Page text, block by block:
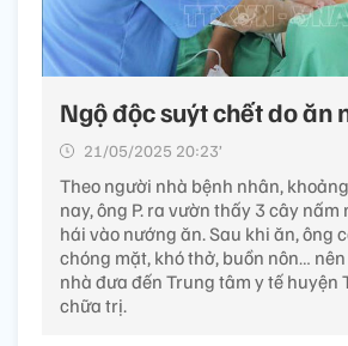
Ngộ độc suýt chết do ăn
21/05/2025 20:23’
Theo người nhà bệnh nhân,
nay, ông P. ra vườn thấy 3 cây
hái vào nướng ăn. Sau khi ăn, ông
chóng mặt, khó thở, buồn nôn…
nhà đưa đến Trung tâm y tế huyện
chữa trị.